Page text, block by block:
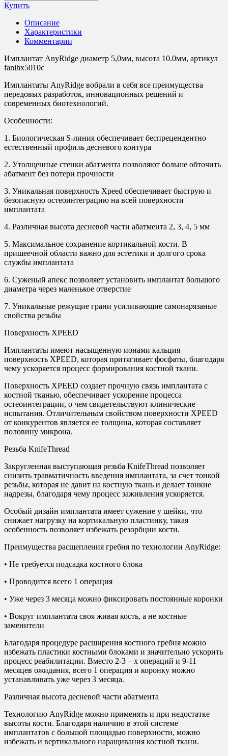
Купить
Описание
Характеристики
Комментарии
Имплантат AnyRidge диаметр 5,0мм, высота 10.0мм, артикул
fanihx5010c
Имплантаты AnyRidge вобрали в себя все преимущества
передовых разработок, инновационных решений и
современных биотехнологий.
Особенности:
1. Биологическая S-линия обеспечивает беспрецендентно
естественный профиль десневого контура
2. Утолщенные стенки абатмента позволяют больше обточить
абатмент без потери прочности
3. Уникальная поверхность Xpeed обеспечивает быструю и
безопасную остеоинтеграцию на всей поверхности
имплантата
4. Различная высота десневой части абатмента 2, 3, 4, 5 мм
5. Максимальное сохранение кортикальной кости. В
пришеечной области важно для эстетики и долгого срока
службы имплантата
6. Суженый апекс позволяет установить имплантат большого
диаметра через маленькое отверстие
7. Уникальные режущие грани усиливающие самонарязаные
свойства резьбы
Поверхность XPEED
Имплантаты имеют насыщенную ионами кальция
поверхность XPEED, которая притягивает фосфаты, благодаря
чему ускоряется процесс формирования костной ткани.
Поверхность XPEED создает прочную связь имплантата с
костной тканью, обеспечивает ускорение процесса
остеоинтеграции, о чем свидетельствуют клинические
испытания. Отличительным свойством поверхности XPEED
от конкурентов является ее толщина, которая составляет
половину микрона.
Резьба KnifeThread
Закругленная выступающая резьба KnifeThread позволяет
снизить травматичность введения имплантата, за счет тонкой
резьбы, которая не давит на костную ткань и делает тонкие
надрезы, благодаря чему процесс заживления ускоряется.
Особый дизайн имплантата имеет сужение у шейки, что
снижает нагрузку на кортикальную пластинку, такая
особенность позволяет избежать резорбции кости.
Преимущества расщепления гребня по технологии AnyRidge:
• Не требуется подсадка костного блока
• Проводится всего 1 операция
• Уже через 3 месяца можно фиксировать постоянные коронки
• Вокруг имплантата своя живая кость, а не костные
заменители
Благодаря процедуре расширения костного гребня можно
избежать пластики костными блоками и значительно ускорить
процесс реабилитации. Вместо 2-3 – х операций и 9-11
месяцев ожидания, всего 1 операция и коронку можно
устанавливать уже через 3 месяца.
Различная высота десневой части абатмента
Технологию AnyRidge можно применять и при недостатке
высоты кости. Благодаря наличию в этой системе
имплантатов с большой площадью поверхности, можно
избежать и вертикального наращивания костной ткани.